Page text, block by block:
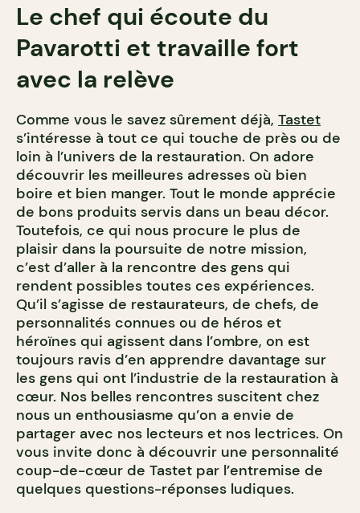
Le chef qui écoute du
Pavarotti et travaille fort
avec la relève
Comme vous le savez sûrement déjà, Tastet
s’intéresse à tout ce qui touche de près ou de
loin à l’univers de la restauration. On adore
découvrir les meilleures adresses où bien
boire et bien manger. Tout le monde apprécie
de bons produits servis dans un beau décor.
Toutefois, ce qui nous procure le plus de
plaisir dans la poursuite de notre mission,
c’est d’aller à la rencontre des gens qui
rendent possibles toutes ces expériences.
Qu’il s’agisse de restaurateurs, de chefs, de
personnalités connues ou de héros et
héroïnes qui agissent dans l’ombre, on est
toujours ravis d’en apprendre davantage sur
les gens qui ont l’industrie de la restauration à
cœur. Nos belles rencontres suscitent chez
nous un enthousiasme qu’on a envie de
partager avec nos lecteurs et nos lectrices. On
vous invite donc à découvrir une personnalité
coup-de-cœur de Tastet par l’entremise de
quelques questions-réponses ludiques.